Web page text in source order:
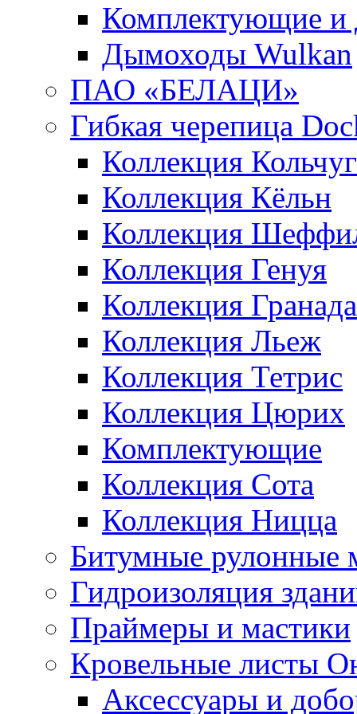
Комплектующие и
Дымоходы Wulkan
ПАО «БЕЛАЦИ»
Гибкая черепица
Коллекция
Коллекция Кёльн
Коллекция
Коллекция Генуя
Коллекция Гранада
Коллекция Льеж
Коллекция Тетрис
Коллекция Цюрих
Комплектующие
Коллекция Сота
Коллекция Ницца
Битумные рулонные
Гидроизоляция
Праймеры и мастики
Кровельные листы
Аксессуары и